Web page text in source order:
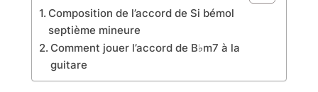
Composition de l’accord de Si bémol
septième mineure
Comment jouer l’accord de B♭m7 à la
guitare